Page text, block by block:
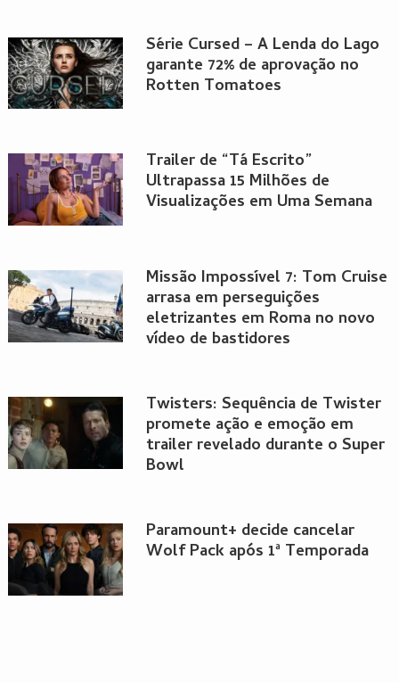
Série Cursed – A Lenda do Lago
garante 72% de aprovação no
Rotten Tomatoes
Trailer de “Tá Escrito”
Ultrapassa 15 Milhões de
Visualizações em Uma Semana
Missão Impossível 7: Tom Cruise
arrasa em perseguições
eletrizantes em Roma no novo
vídeo de bastidores
Twisters: Sequência de Twister
promete ação e emoção em
trailer revelado durante o Super
Bowl
Paramount+ decide cancelar
Wolf Pack após 1ª Temporada